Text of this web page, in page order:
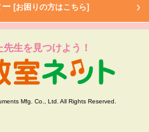
ー [お困りの方はこちら]
生を見つけよう！
Mfg. Co., Ltd. All Rights Reserved.